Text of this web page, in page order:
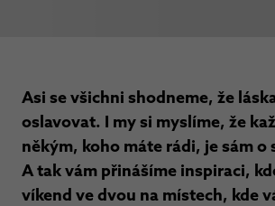
Asi se všichni shodneme, že
oslavovat. I my si myslíme, že
někým, koho máte rádi, je sám o
A tak vám přinášíme inspiraci,
víkend ve dvou na místech, kde